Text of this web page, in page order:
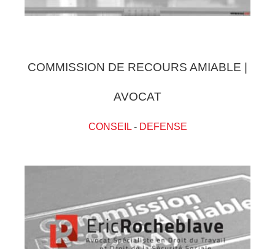
COMMISSION DE RECOURS AMIABLE |
AVOCAT
CONSEIL- DEFENSE